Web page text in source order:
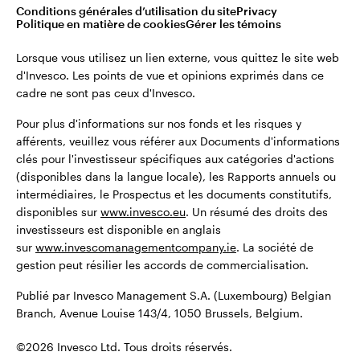
Belgique
English
Dutch
Contactez-nous
Restez connecté
Conditions générales d’utilisation du sitePrivacy
Politique en matière de cookiesGérer les témoins
Lorsque vous utilisez un lien externe, vous quittez le site web
d'Invesco. Les points de vue et opinions exprimés dans ce
cadre ne sont pas ceux d'Invesco.
Pour plus d'informations sur nos fonds et les risques y
afférents, veuillez vous référer aux Documents d'informations
clés pour l'investisseur spécifiques aux catégories d'actions
(disponibles dans la langue locale), les Rapports annuels ou
intermédiaires, le Prospectus et les documents constitutifs,
disponibles sur www.invesco.eu. Un résumé des droits des
investisseurs est disponible en anglais
sur www.invescomanagementcompany.ie. La société de
gestion peut résilier les accords de commercialisation.
Publié par Invesco Management S.A. (Luxembourg) Belgian
Branch, Avenue Louise 143/4, 1050 Brussels, Belgium.
©2026 Invesco Ltd. Tous droits réservés.